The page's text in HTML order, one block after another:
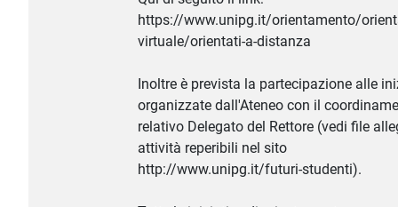
https://www.unipg.it/orientamento/
virtuale/orientati-a-distanza
Inoltre è prevista la partecipazione alle
organizzate dall'Ateneo con il
relativo Delegato del Rettore (vedi file
attività reperibili nel sito
http://www.unipg.it/futuri-studenti).